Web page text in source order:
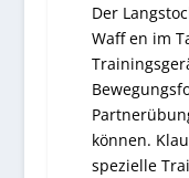
Der
Waff en im
können.
spezielle